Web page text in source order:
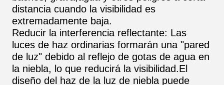
distancia cuando la visibilidad es
extremadamente baja.
Reducir la interferencia reflectante: Las
luces de haz ordinarias formarán una "pared
de luz" debido al reflejo de gotas de agua en
la niebla, lo que reducirá la visibilidad.El
diseño del haz de la luz de niebla puede